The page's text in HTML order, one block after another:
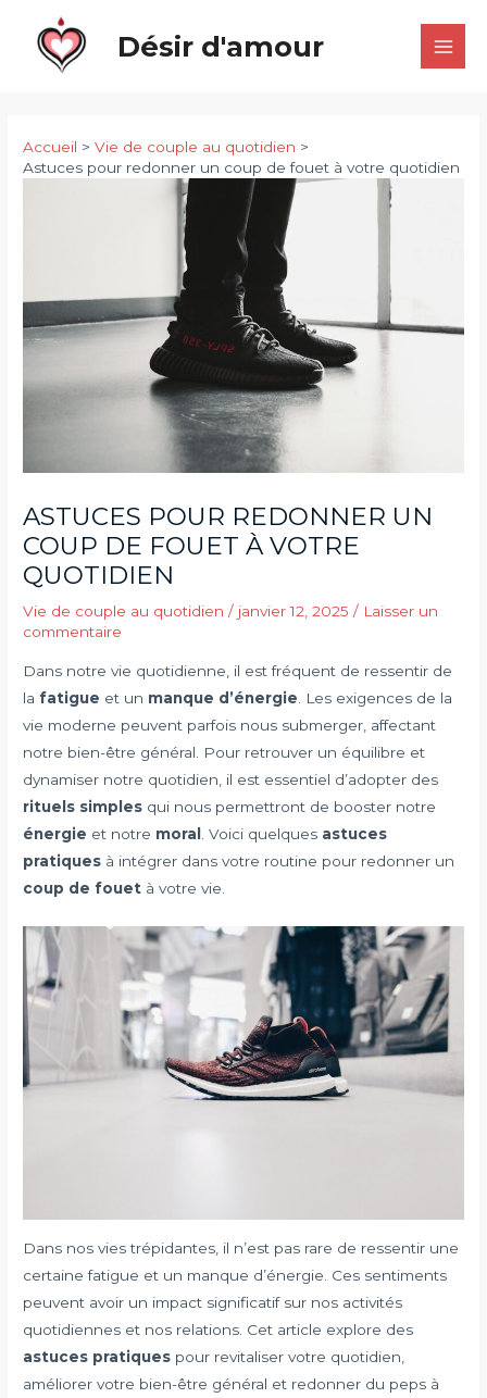
contenu
Désir d'amour
Main
Accueil
Vie de couple au quotidien
Astuces pour redonner un coup de fouet à votre quotidien
ASTUCES POUR REDONNER UN
COUP DE FOUET À VOTRE
QUOTIDIEN
Vie de couple au quotidien / janvier 12, 2025/ Laisser un
commentaire
Dans notre vie quotidienne, il est fréquent de ressentir de
lafatigue et un manque d’énergie . Les exigences de la
vie moderne peuvent parfois nous submerger, affectant
notre bien-être général. Pour retrouver un équilibre et
dynamiser notre quotidien, il est essentiel d’adopter des
rituels simples qui nous permettront de booster notre
énergie et notre moral . Voici quelques astuces
pratiques à intégrer dans votre routine pour redonner un
coup de fouet à votre vie.
Dans nos vies trépidantes, il n’est pas rare de ressentir une
certaine fatigue et un manque d’énergie. Ces sentiments
peuvent avoir un impact significatif sur nos activités
quotidiennes et nos relations. Cet article explore des
astuces pratiques pour revitaliser votre quotidien,
améliorer votre bien-être général et redonner du peps à